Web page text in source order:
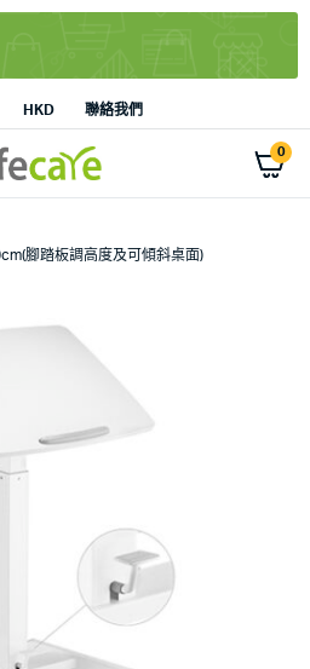
HKD 聯絡我們
0
腳踏板調高度及可傾斜桌面)